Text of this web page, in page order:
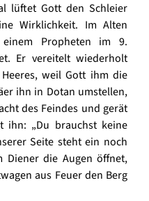
lüftet Gott den Schleier
Wirklichkeit. Im Alten
Propheten im 9.
Er vereitelt wiederholt
weil Gott ihm die
ihn in Dotan umstellen,
des Feindes und gerät
ihn: „Du brauchst keine
Seite steht ein noch
Diener die Augen öffnet,
aus Feuer den Berg